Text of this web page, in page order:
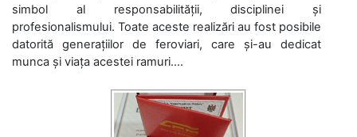
simbol al responsabilității, disciplinei și
profesionalismului. Toate aceste realizări au fost posibile
datorită generațiilor de feroviari, care și-au dedicat
munca și viața acestei ramuri....